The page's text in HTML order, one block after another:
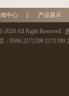
中心 产品展示
All Right Reserved.
： 0596-2171299 2171399